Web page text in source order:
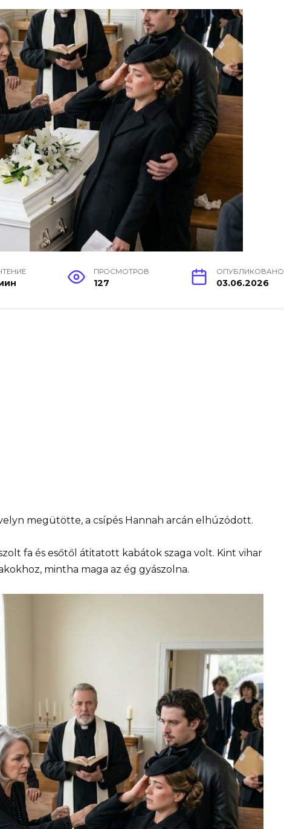
ПРОСМОТРОВ
127
ОПУБЛИКОВАНО
03.06.2026
megütötte, a csípés Hannah arcán elhúzódott.
fa és esőtől átitatott kabátok szaga volt. Kint vihar
mintha maga az ég gyászolna.